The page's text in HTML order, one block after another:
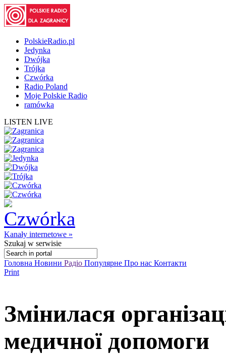
PolskieRadio.pl
Jedynka
Dwójka
Trójka
Czwórka
Radio Poland
Moje Polskie Radio
ramówka
LISTEN LIVE
Kanały internetowe »
Szukaj w serwisie
Головна Новини Радіо Популярне Про нас Контакти
Print
Змінилася
медичної допомоги